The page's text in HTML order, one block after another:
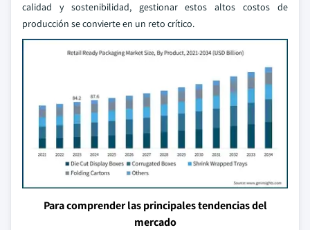
calidad y sostenibilidad, gestionar estos altos costos de
producción se convierte en un reto crítico.
Para comprender las principales tendencias del
mercado